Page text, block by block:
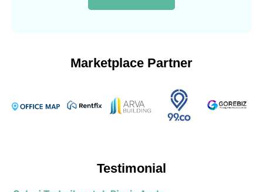
Marketplace Partner
Testimonial